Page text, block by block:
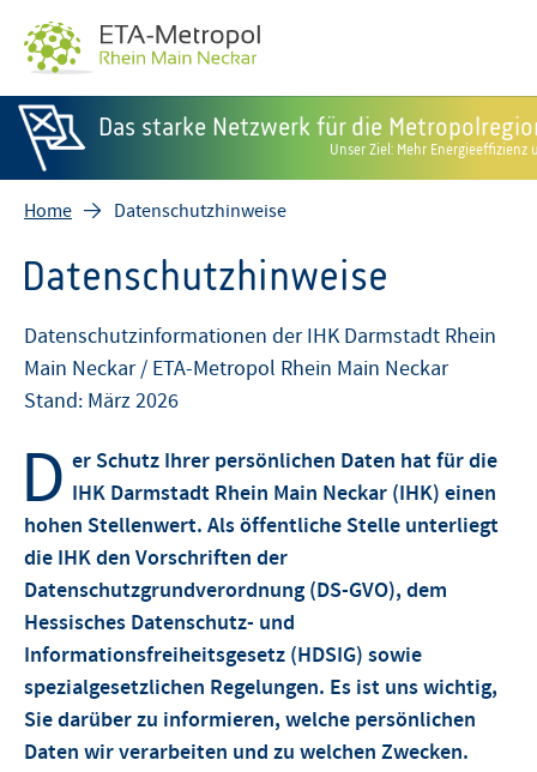
Das starke Netzwerk für die
Unser Ziel: Mehr
Home Datenschutzhinweise
Datenschutzhinweise
Datenschutzinformationen der IHK Darmstadt Rhein
Main Neckar / ETA-Metropol Rhein Main Neckar
Stand: März 2026
D er Schutz Ihrer persönlichen Daten hat für die
IHK Darmstadt Rhein Main Neckar (IHK) einen
hohen Stellenwert. Als öffentliche Stelle unterliegt
die IHK den Vorschriften der
Datenschutzgrundverordnung (DS-GVO), dem
Hessisches Datenschutz- und
Informationsfreiheitsgesetz (HDSIG) sowie
spezialgesetzlichen Regelungen. Es ist uns wichtig,
Sie darüber zu informieren, welche persönlichen
Daten wir verarbeiten und zu welchen Zwecken.